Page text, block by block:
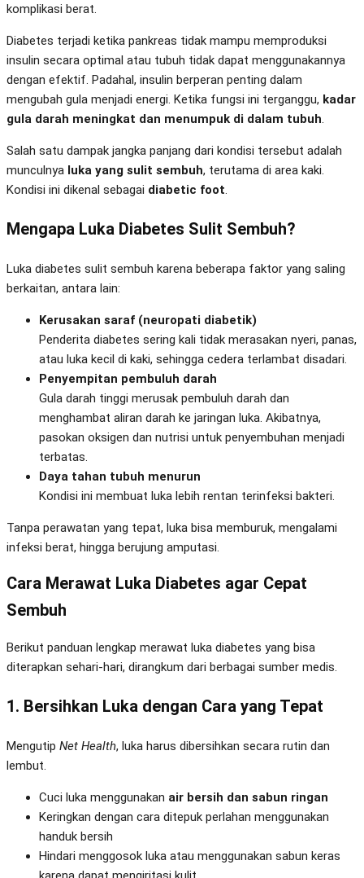
komplikasi berat.
Diabetes terjadi ketika pankreas tidak mampu memproduksi
insulin secara optimal atau tubuh tidak dapat menggunakannya
dengan efektif. Padahal, insulin berperan penting dalam
mengubah gula menjadi energi. Ketika fungsi ini terganggu, kadar
gula darah meningkat dan menumpuk di dalam tubuh.
Salah satu dampak jangka panjang dari kondisi tersebut adalah
munculnya luka yang sulit sembuh, terutama di area kaki.
Kondisi ini dikenal sebagai diabetic foot.
Mengapa Luka Diabetes Sulit Sembuh?
Luka diabetes sulit sembuh karena beberapa faktor yang saling
berkaitan, antara lain:
Kerusakan saraf (neuropati diabetik)
Penderita diabetes sering kali tidak merasakan nyeri, panas,
atau luka kecil di kaki, sehingga cedera terlambat disadari.
Penyempitan pembuluh darah
Gula darah tinggi merusak pembuluh darah dan
menghambat aliran darah ke jaringan luka. Akibatnya,
pasokan oksigen dan nutrisi untuk penyembuhan menjadi
terbatas.
Daya tahan tubuh menurun
Kondisi ini membuat luka lebih rentan terinfeksi bakteri.
Tanpa perawatan yang tepat, luka bisa memburuk, mengalami
infeksi berat, hingga berujung amputasi.
Cara Merawat Luka Diabetes agar Cepat
Sembuh
Berikut panduan lengkap merawat luka diabetes yang bisa
diterapkan sehari-hari, dirangkum dari berbagai sumber medis.
1. Bersihkan Luka dengan Cara yang Tepat
Mengutip Net Health, luka harus dibersihkan secara rutin dan
lembut.
Cuci luka menggunakan air bersih dan sabun ringan
Keringkan dengan cara ditepuk perlahan menggunakan
handuk bersih
Hindari menggosok luka atau menggunakan sabun keras